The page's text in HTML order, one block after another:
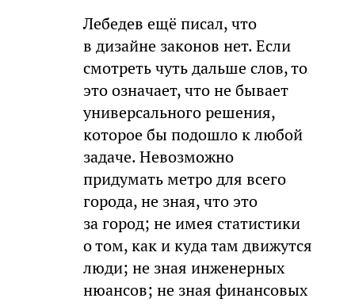
Лебедев ещё писал, что
в дизайне законов нет. Если
смотреть чуть дальше слов, то
это означает, что не бывает
универсального решения,
которое бы подошло к любой
задаче. Невозможно
придумать метро для всего
города, не зная, что это
за город; не имея статистики
о том, как и куда там движутся
люди; не зная инженерных
нюансов; не зная финансовых